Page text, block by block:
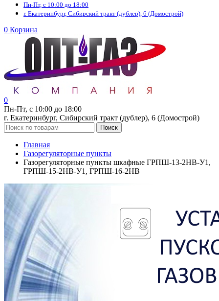
Пн-Пт, с 10:00 до 18:00
г. Екатеринбург, Сибирский тракт (дублер), 6 (Домострой)
0 Корзина
0
Пн-Пт, с 10:00 до 18:00
г. Екатеринбург, Сибирский тракт (дублер), 6 (Домострой)
Поиск
Главная
Газорегуляторные пункты
Газорегуляторные пункты шкафные ГРПШ-13-2НВ-У1,
ГРПШ-15-2НВ-У1, ГРПШ-16-2НВ